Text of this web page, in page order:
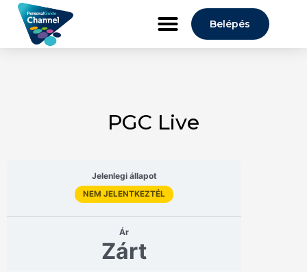
Belépés
PGC Live
Jelenlegi állapot
NEM JELENTKEZTÉL
Ár
Zárt